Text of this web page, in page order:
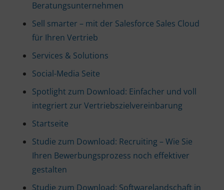
Beratungsunternehmen
Sell smarter – mit der Salesforce Sales Cloud
für Ihren Vertrieb
Services & Solutions
Social-Media Seite
Spotlight zum Download: Einfacher und voll
integriert zur Vertriebszielvereinbarung
Startseite
Studie zum Download: Recruiting – Wie Sie
Ihren Bewerbungsprozess noch effektiver
gestalten
Studie zum Download: Softwarelandschaft in